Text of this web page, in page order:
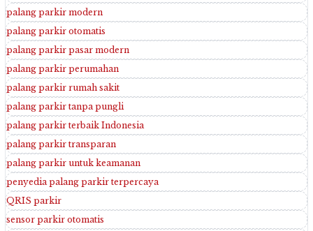
palang parkir modern
palang parkir otomatis
palang parkir pasar modern
palang parkir perumahan
palang parkir rumah sakit
palang parkir tanpa pungli
palang parkir terbaik Indonesia
palang parkir transparan
palang parkir untuk keamanan
penyedia palang parkir terpercaya
QRIS parkir
sensor parkir otomatis